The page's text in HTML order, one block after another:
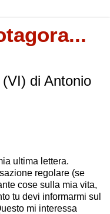
di Antonio
ultima lettera.
regolare (se
cose sulla mia vita,
tu devi informarmi sul
mi interessa